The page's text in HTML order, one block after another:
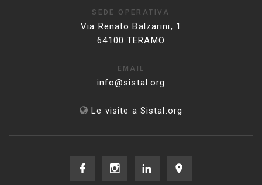
SEDE OPERATIVA
Via Renato Balzarini, 1
64100 TERAMO
EMAIL
info@sistal.org
Le visite a Sistal.org